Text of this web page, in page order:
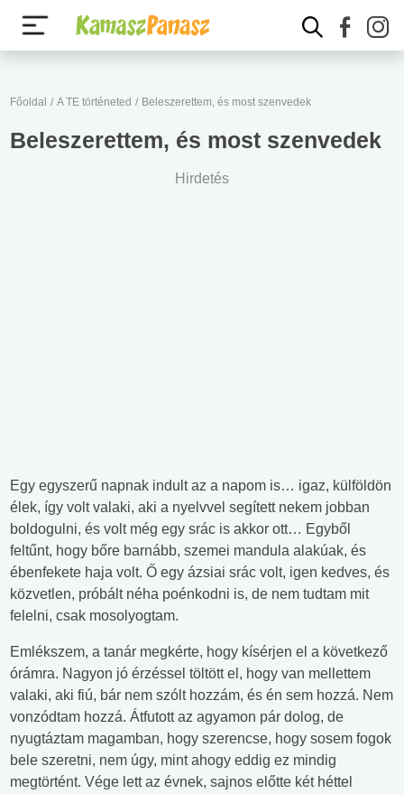
Főoldal / A TE történeted / Beleszerettem, és most szenvedek
Beleszerettem, és most szenvedek
Hirdetés
Egy egyszerű napnak indult az a napom is… igaz, külföldön
élek, így volt valaki, aki a nyelvvel segített nekem jobban
boldogulni, és volt még egy srác is akkor ott… Egyből
feltűnt, hogy bőre barnább, szemei mandula alakúak, és
ébenfekete haja volt. Ő egy ázsiai srác volt, igen kedves, és
közvetlen, próbált néha poénkodni is, de nem tudtam mit
felelni, csak mosolyogtam.
Emlékszem, a tanár megkérte, hogy kísérjen el a következő
órámra. Nagyon jó érzéssel töltött el, hogy van mellettem
valaki, aki fiú, bár nem szólt hozzám, és én sem hozzá. Nem
vonzódtam hozzá. Átfutott az agyamon pár dolog, de
nyugtáztam magamban, hogy szerencse, hogy sosem fogok
bele szeretni, nem úgy, mint ahogy eddig ez mindig
megtörtént. Vége lett az évnek, sajnos előtte két héttel